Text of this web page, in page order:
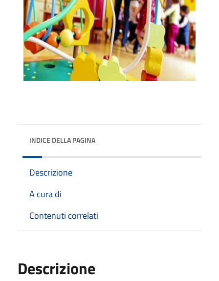
INDICE DELLA PAGINA
Descrizione
A cura di
Contenuti correlati
Descrizione